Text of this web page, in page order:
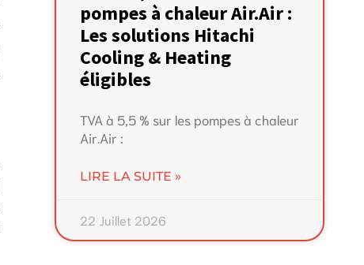
pompes à chaleur Air.Air :
Les solutions Hitachi
Cooling & Heating
éligibles
TVA à 5,5 % sur les pompes à chaleur
Air.Air :
LIRE LA SUITE »
22 Juillet 2026